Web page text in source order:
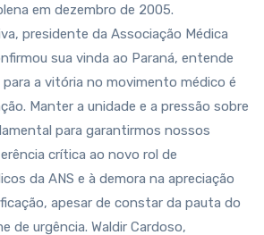
em dezembro de 2005.
presidente da Associação Médica
sua vinda ao Paraná, entende
a vitória no movimento médico é
Manter a unidade e a pressão sobre
para garantirmos nossos
crítica ao novo rol de
da ANS e à demora na apreciação
apesar de constar da pauta do
de urgência. Waldir Cardoso,